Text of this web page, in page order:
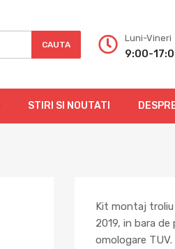
CAUTA
Luni-Vineri
9:00-
STIRI SI NOUTATI
Kit montaj troliu
2019, in bara
omologare